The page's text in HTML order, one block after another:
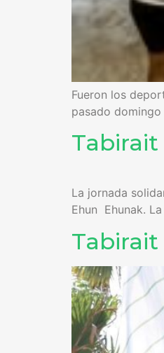
Fueron los
pasado
La jornada
Ehun Ehunak.
Tabirait